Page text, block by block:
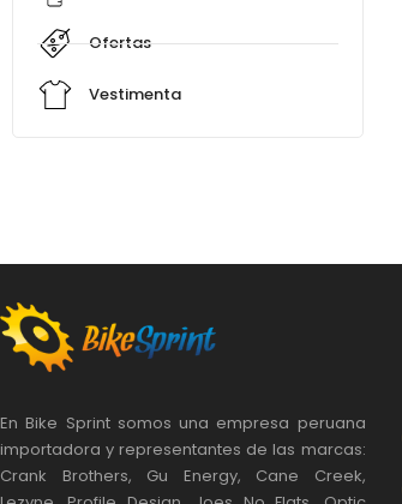
Ofertas
Vestimenta
En Bike Sprint somos una empresa peruana
importadora y representantes de las marcas:
Crank Brothers, Gu Energy, Cane Creek,